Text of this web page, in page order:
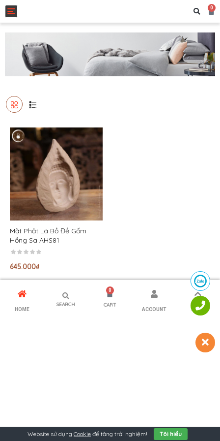
Toggle navigation 0
Mặt Phật Lá Bồ Đề Gốm
Hồng Sa AHS81
645.000₫
HOME
SEARCH
0
CART
ACCOUNT MORE
Website sử dụng Cookie để tăng trải nghiệm! Tôi hiểu